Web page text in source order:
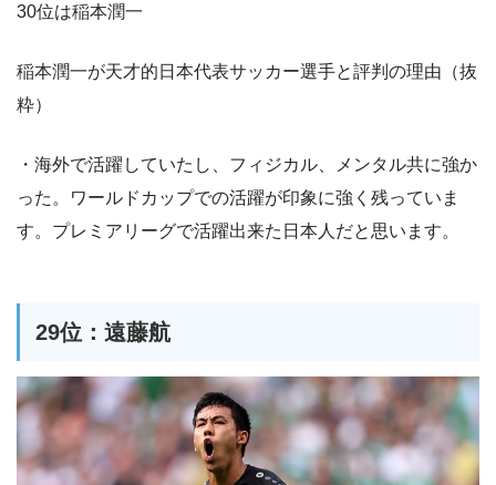
30位は稲本潤一
稲本潤一が天才的日本代表サッカー選手と評判の理由（抜
粋）
・海外で活躍していたし、フィジカル、メンタル共に強か
った。ワールドカップでの活躍が印象に強く残っていま
す。プレミアリーグで活躍出来た日本人だと思います。
29位：遠藤航